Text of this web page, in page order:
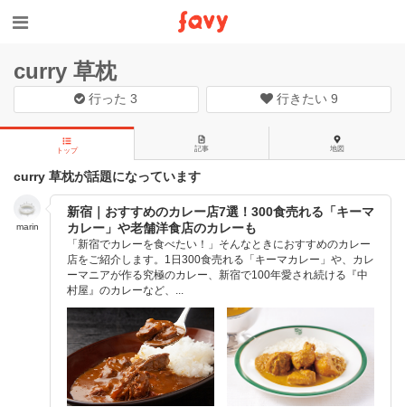
curry 草枕
行った3 行きたい 9
トップ 記事 地図
curry 草枕が話題になっています
marin
新宿｜おすすめのカレー店7選！300食売れる「キーマ
カレー」や老舗洋食店のカレーも
「新宿でカレーを食べたい！」そんなときにおすすめのカレー
店をご紹介します。1日300食売れる「キーマカレー」や、カレ
ーマニアが作る究極のカレー、新宿で100年愛され続ける『中
村屋』のカレーなど、...